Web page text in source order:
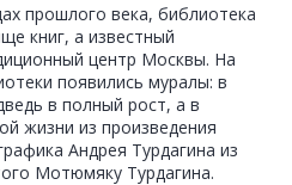
прошлого века, библиотека
книг, а известный
центр Москвы. На
появились муралы: в
в полный рост, а в
жизни из произведения
Андрея Турдагина из
Мотюмяку Турдагина.